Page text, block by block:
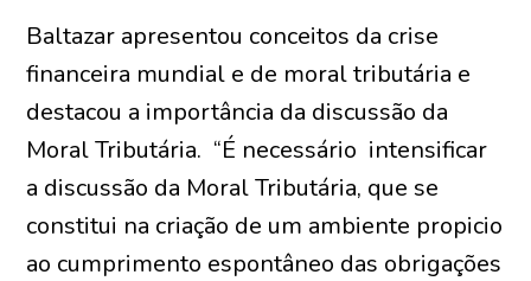
Baltazar apresentou conceitos da crise
financeira mundial e de moral tributária e
destacou a importância da discussão da
Moral Tributária. “É necessário intensificar
a discussão da Moral Tributária, que se
constitui na criação de um ambiente propicio
ao cumprimento espontâneo das obrigações